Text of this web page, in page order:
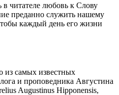
читателе любовь к Слову
преданно служить нашему
каждый день его жизни
из самых известных
и проповедника Августина
Augustinus Hipponensis,